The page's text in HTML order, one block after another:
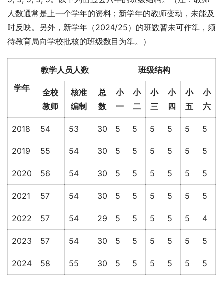
人数通常是上一个学年的资料；新学年的教师变动，未能及
时反映。另外，新学年（2024/25）的班数暂未可作準，须
待教育局向学校批核的班级数目为準。）
学年
教学人员人数 班级结构
全校
教师
核准
编制
总
数
小
一
小
二
小
三
小
四
小
五
小
六
2018 54 53 30 5 5 5 5 5 5
2019 55 54 30 5 5 5 5 5 5
2020 56 54 30 5 5 5 5 5 5
2021 57 54 30 5 5 5 5 5 5
2022 57 54 29 5 5 5 5 5 4
2023 57 54 30 5 5 5 5 5 5
2024 58 55 30 5 5 5 5 5 5